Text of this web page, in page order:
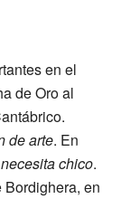
en el
de Oro al
de arte. En
chico.
en